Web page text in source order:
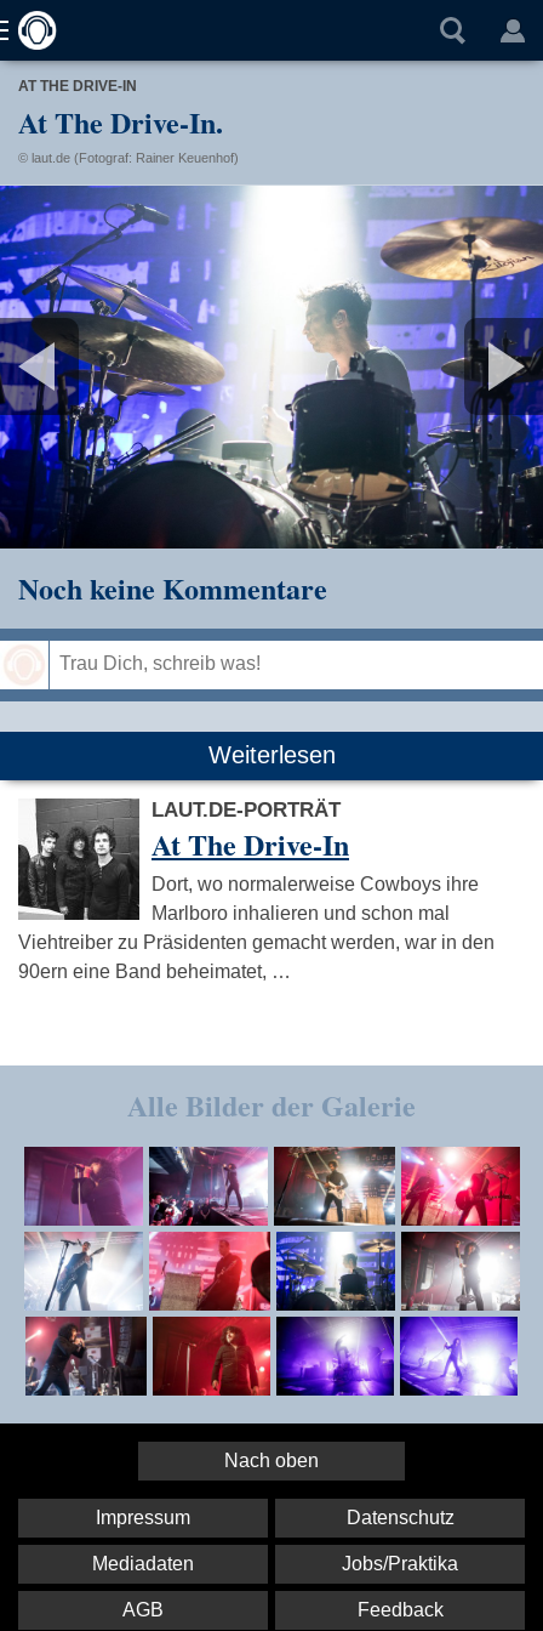
AT THE DRIVE-IN
At The Drive-In.
© laut.de (Fotograf: Rainer Keuenhof)
Noch keine Kommentare
Weiterlesen
LAUT.DE-PORTRÄT
At The Drive-In
Dort, wo normalerweise Cowboys ihre
Marlboro inhalieren und schon mal
Viehtreiber zu Präsidenten gemacht werden, war in den
90ern eine Band beheimatet, …
Alle Bilder der Galerie
Nach oben
Impressum Datenschutz
Mediadaten Jobs/Praktika
AGB Feedback